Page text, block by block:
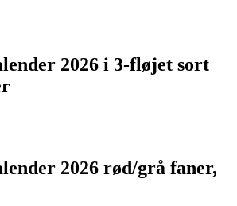
2026 i 3-fløjet sort
2026 rød/grå faner,